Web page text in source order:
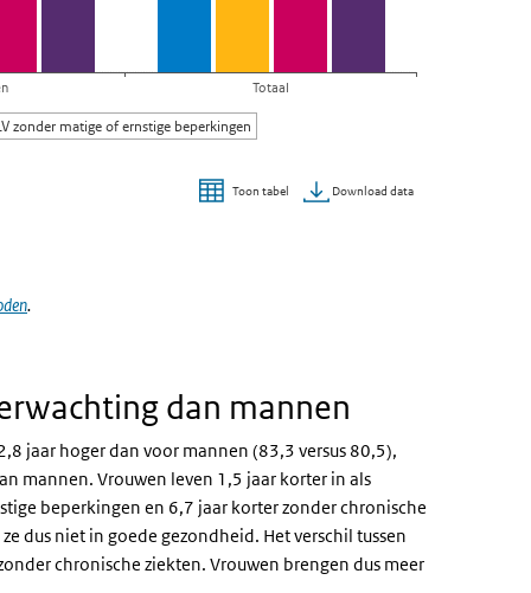
zonder matige of ernstige beperkingen
Totaal
Toon tabel Download data
.
dan mannen
jaar hoger dan voor mannen (83,3 versus 80,5),
mannen. Vrouwen leven 1,5 jaar korter in als
beperkingen en 6,7 jaar korter zonder chronische
dus niet in goede gezondheid. Het verschil tussen
chronische ziekten. Vrouwen brengen dus meer